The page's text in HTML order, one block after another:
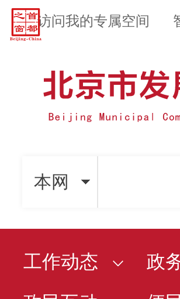
访问我的专属空间
本网
工作动态
政